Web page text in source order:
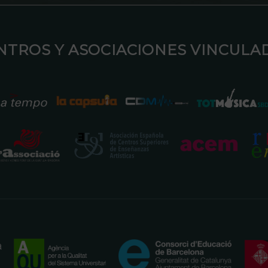
Y ASOCIACIONES